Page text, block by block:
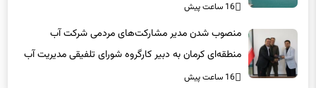
16 ساعت پیش
منصوب شدن مدیر مشارکت‌های مردمی شرکت آب
منطقه‌ای کرمان به دبیر کارگروه شورای تلفیقی مدیریت آب
16 ساعت پیش